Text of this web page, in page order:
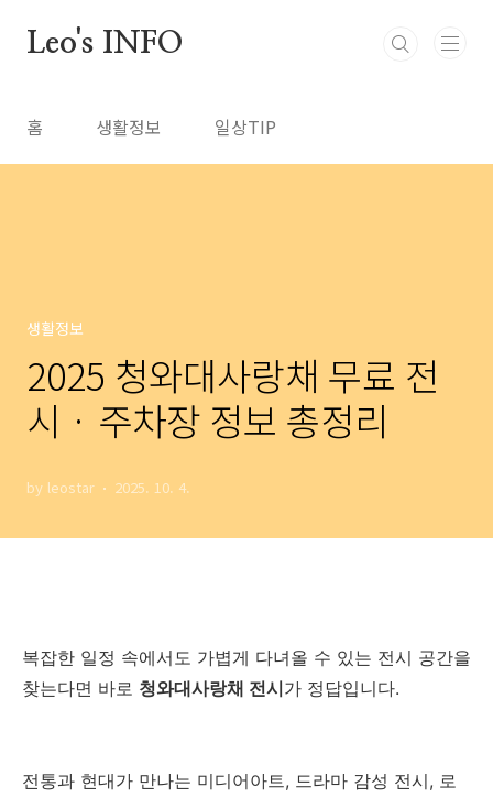
Leo's INFO
홈 생활정보 일상TIP
생활정보
2025 청와대사랑채 무료 전
시 · 주차장 정보 총정리
by leostar 2025. 10. 4.
복잡한 일정 속에서도 가볍게 다녀올 수 있는 전시 공간을
찾는다면 바로 청와대사랑채 전시가 정답입니다.
전통과 현대가 만나는 미디어아트, 드라마 감성 전시, 로